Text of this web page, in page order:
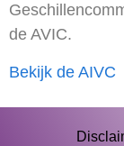
de AVIC.
Bekijk de AIVC